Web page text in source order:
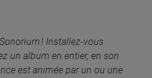
! Installez-vous
un album en entier, en son
est animée par un ou une